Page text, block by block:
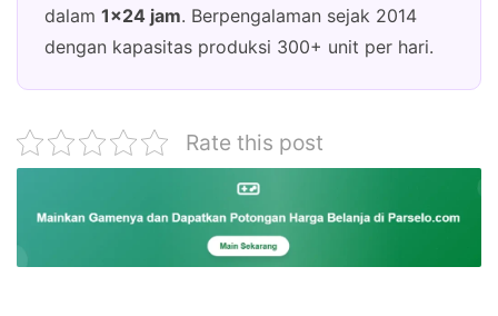
dalam 1×24 jam. Berpengalaman sejak 2014
dengan kapasitas produksi 300+ unit per hari.
Rate this post